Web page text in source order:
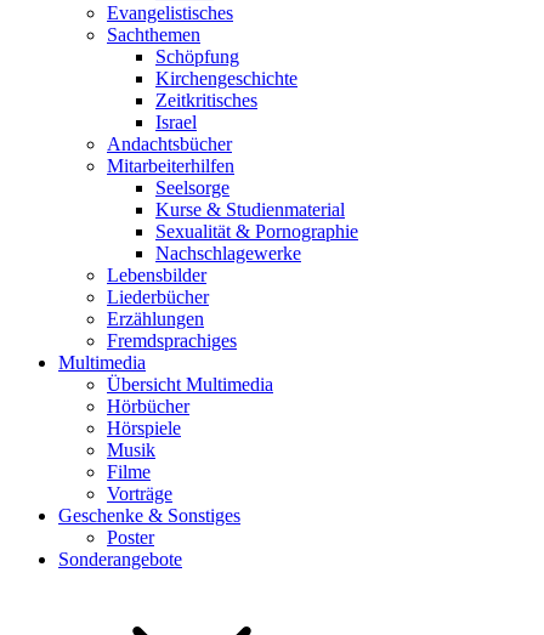
Evangelistisches
Sachthemen
Schöpfung
Kirchengeschichte
Zeitkritisches
Israel
Andachtsbücher
Mitarbeiterhilfen
Seelsorge
Kurse & Studienmaterial
Sexualität & Pornographie
Nachschlagewerke
Lebensbilder
Liederbücher
Erzählungen
Fremdsprachiges
Multimedia
Übersicht Multimedia
Hörbücher
Hörspiele
Musik
Filme
Vorträge
Geschenke & Sonstiges
Poster
Sonderangebote